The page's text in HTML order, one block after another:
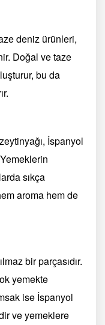
deniz ürünleri,
Doğal ve taze
bu da
İspanyol
sıkça
aroma hem de
bir parçasıdır.
yemekte
ise İspanyol
ve yemeklere